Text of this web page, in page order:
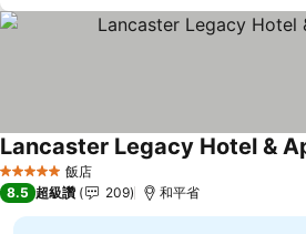
5 星級 飯店
Lancaster Legacy Hotel &
8.5 超級讚 209 和平省